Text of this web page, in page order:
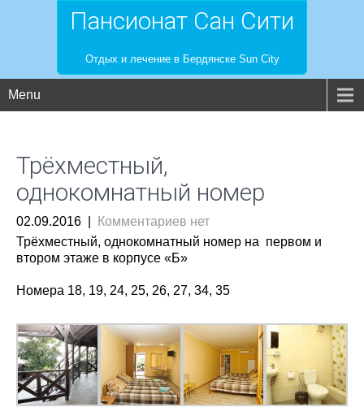
Пансионат Сан Сити
Отдых и лечение в Бердянске Sun City
Menu
Трёхместный,
однокомнатный номер
02.09.2016
Комментариев нет
Трёхместный, однокомнатный номер на первом и
втором этаже в корпусе «Б»
Номера 18, 19, 24, 25, 26, 27, 34, 35